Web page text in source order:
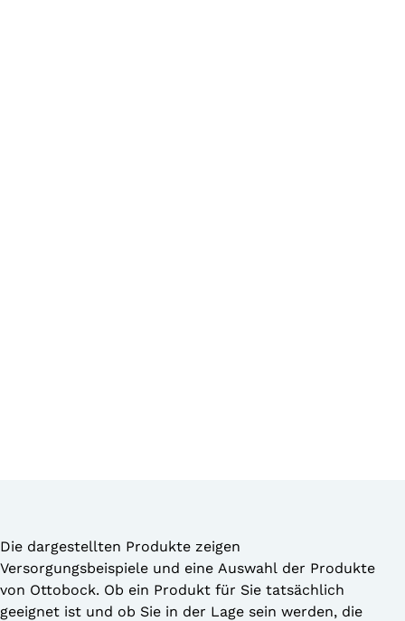
Die dargestellten Produkte zeigen
Versorgungsbeispiele und eine Auswahl der Produkte
von Ottobock. Ob ein Produkt für Sie tatsächlich
geeignet ist und ob Sie in der Lage sein werden, die